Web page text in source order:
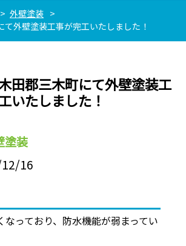
外壁塗装
て外壁塗装工事が完工いたしました！
田郡三木町にて外壁塗装工
いたしました！
塗装
16
なっており、防水機能が弱まってい